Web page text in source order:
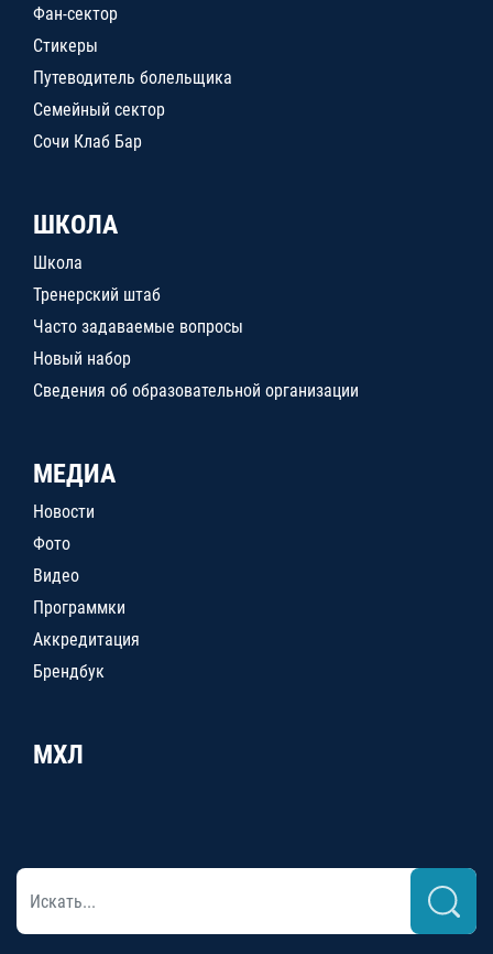
Фан-сектор
Стикеры
Путеводитель болельщика
Семейный сектор
Сочи Клаб Бар
ШКОЛА
Школа
Тренерский штаб
Часто задаваемые вопросы
Новый набор
Сведения об образовательной организации
МЕДИА
Новости
Фото
Видео
Программки
Аккредитация
Брендбук
МХЛ